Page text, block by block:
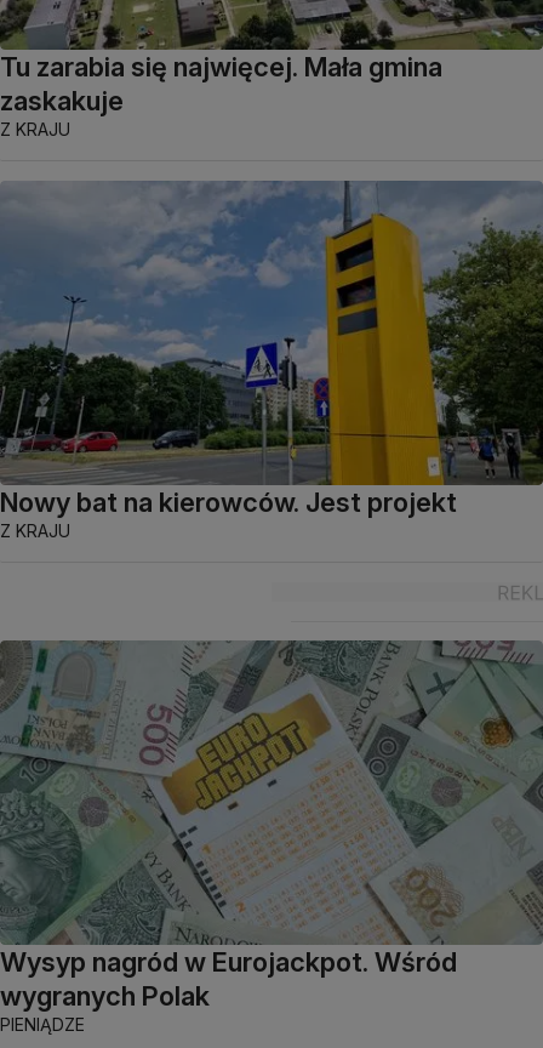
Tu zarabia się najwięcej. Mała gmina
zaskakuje
Z KRAJU
Nowy bat na kierowców. Jest projekt
Z KRAJU
Wysyp nagród w Eurojackpot. Wśród
wygranych Polak
PIENIĄDZE